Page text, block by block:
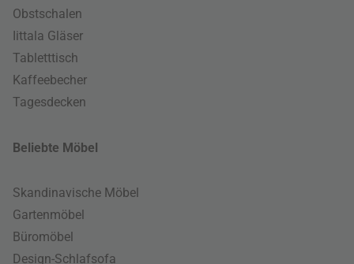
Obstschalen
Iittala Gläser
Tabletttisch
Kaffeebecher
Tagesdecken
Beliebte Möbel
Skandinavische Möbel
Gartenmöbel
Büromöbel
Design-Schlafsofa